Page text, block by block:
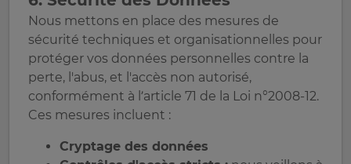
Nous mettons en place des mesures de
sécurité techniques et organisationnelles pour
protéger vos données personnelles contre la
perte, l'abus, et l'accès non autorisé,
conformément à l’article 71 de la Loi n°2008-12.
Ces mesures incluent :
Cryptage des données